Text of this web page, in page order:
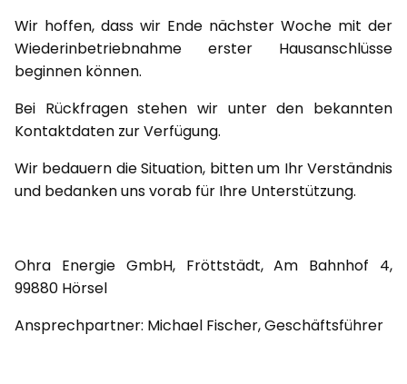
Wir hoffen, dass wir Ende nächster Woche mit der
Wiederinbetriebnahme erster Hausanschlüsse
beginnen können.
Bei Rückfragen stehen wir unter den bekannten
Kontaktdaten zur Verfügung.
Wir bedauern die Situation, bitten um Ihr Verständnis
und bedanken uns vorab für Ihre Unterstützung.
Ohra Energie GmbH, Fröttstädt, Am Bahnhof 4,
99880 Hörsel
Ansprechpartner: Michael Fischer, Geschäftsführer